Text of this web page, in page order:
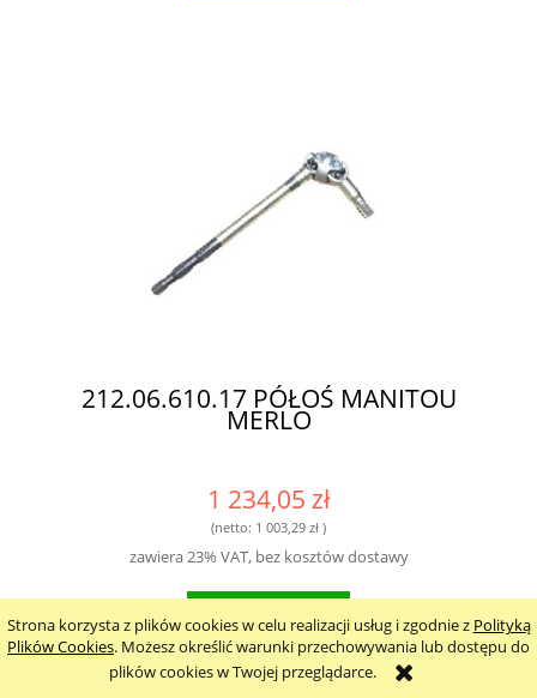
Strona korzysta z plików cookies w celu realizacji usług i zgodnie z Polityką
Plików Cookies. Możesz określić warunki przechowywania lub dostępu do
plików cookies w Twojej przeglądarce.
212.06.610.17 PÓŁOŚ MANITOU
MERLO
1 234,05 zł
(netto: 1 003,29 zł )
zawiera 23% VAT, bez kosztów dostawy
do koszyka